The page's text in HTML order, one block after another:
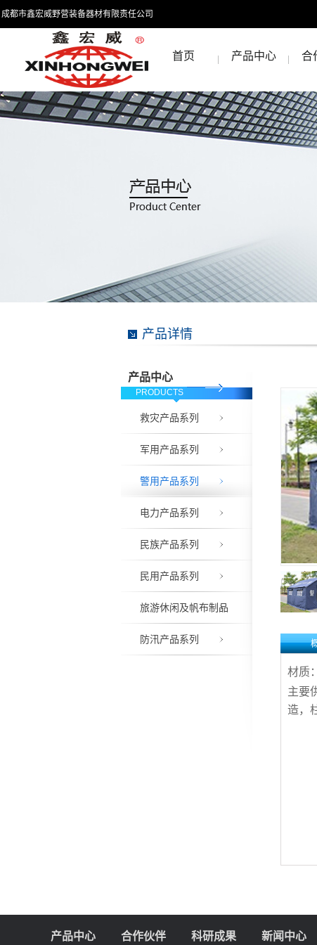
成都市鑫宏威野营装备器材有限责任公司
首页 产品中心 合
产品中心
PRODUCTS
救灾产品系列
军用产品系列
警用产品系列
电力产品系列
民族产品系列
民用产品系列
旅游休闲及帆布制品
防汛产品系列
产品详情
材质
主要
造，
产品中心 合作伙伴 科研成果 新闻中心